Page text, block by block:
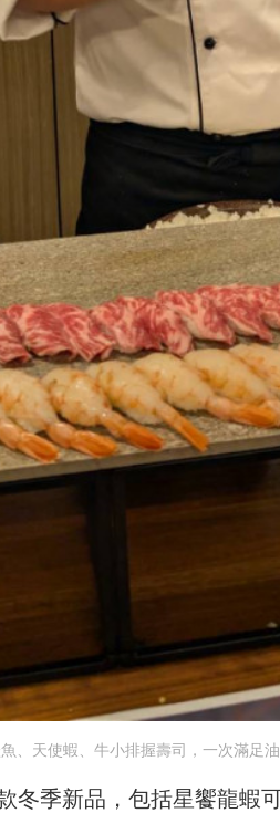
、天使蝦、牛小排握壽司，一次滿足
冬季新品，包括星饗龍蝦